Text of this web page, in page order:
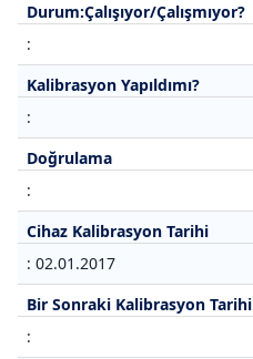
Durum:Çalışıyor/Çalışmıyor?
:
Kalibrasyon Yapıldımı?
:
Doğrulama
:
Cihaz Kalibrasyon Tarihi
: 02.01.2017
Bir Sonraki Kalibrasyon Tarihi
: